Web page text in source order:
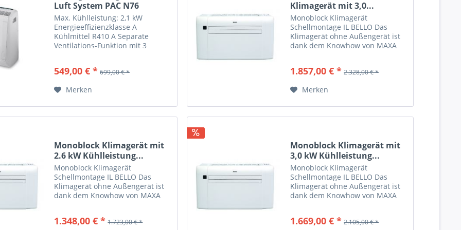
Luft System PAC N76
Max. Kühlleistung: 2,1 kW
Energieeffizienzklasse A
Kühlmittel R410 A Separate
Ventilations-Funktion mit 3
l/Tag Entfeuchtung während der
549,00 € * 699,00 € *
Merken
Klimagerät mit 3,0...
Monoblock Klimagerät
Schellmontage IL BELLO Das
Klimagerät ohne Außengerät ist
dank dem Knowhow von MAXA
immer in zwei Teile geteilt
eine...
1.857,00 € * 2.328,00 € *
Merken
Monoblock Klimagerät mit
2.6 kW Kühlleistung...
Monoblock Klimagerät
Schellmontage IL BELLO Das
Klimagerät ohne Außengerät ist
dank dem Knowhow von MAXA
immer in zwei Teile geteilt
1.348,00 € * 1.723,00 € *
Monoblock Klimagerät mit
3,0 kW Kühlleistung...
Monoblock Klimagerät
Schellmontage IL BELLO Das
Klimagerät ohne Außengerät ist
dank dem Knowhow von MAXA
immer in zwei Teile geteilt
1.669,00 € * 2.105,00 € *